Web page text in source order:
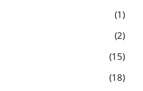
1
2
15
18